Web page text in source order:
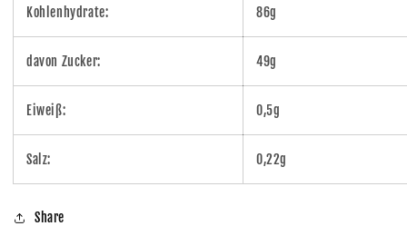
Kohlenhydrate: 86g
davon Zucker: 49g
Eiweiß: 0,5g
Salz: 0,22g
Share